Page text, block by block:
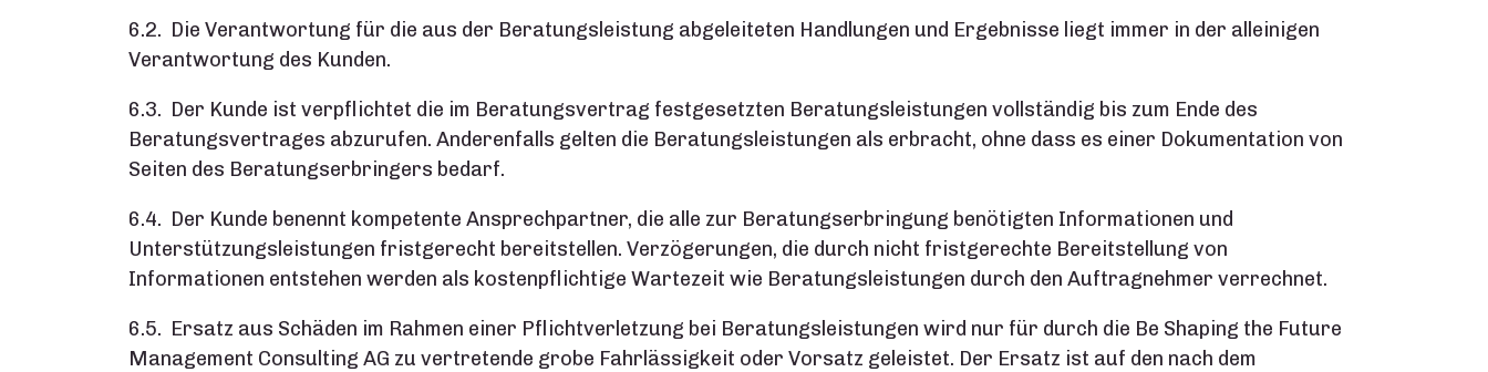
6.2. Die Verantwortung für die aus der Beratungsleistung abgeleiteten Handlungen und Ergebnisse liegt immer in der alleinigen
Verantwortung des Kunden.
6.3. Der Kunde ist verpflichtet die im Beratungsvertrag festgesetzten Beratungsleistungen vollständig bis zum Ende des
Beratungsvertrages abzurufen. Anderenfalls gelten die Beratungsleistungen als erbracht, ohne dass es einer Dokumentation von
Seiten des Beratungserbringers bedarf.
6.4. Der Kunde benennt kompetente Ansprechpartner, die alle zur Beratungserbringung benötigten Informationen und
Unterstützungsleistungen fristgerecht bereitstellen. Verzögerungen, die durch nicht fristgerechte Bereitstellung von
Informationen entstehen werden als kostenpflichtige Wartezeit wie Beratungsleistungen durch den Auftragnehmer verrechnet.
6.5. Ersatz aus Schäden im Rahmen einer Pflichtverletzung bei Beratungsleistungen wird nur für durch die Be Shaping the Future
Management Consulting AG zu vertretende grobe Fahrlässigkeit oder Vorsatz geleistet. Der Ersatz ist auf den nach dem